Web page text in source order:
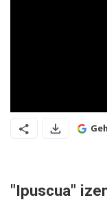
"Ipuscua"